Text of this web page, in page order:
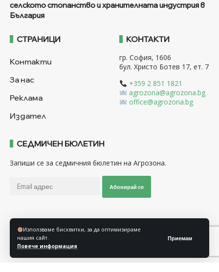
Използваме бисквитки, за да оптимизираме
нашия сайт.
Повече информация
Приемам
селското стопанство и хранителната индустрия в
България
СТРАНИЦИ
Контакти
За нас
Реклама
Издател
КОНТАКТИ
гр. София, 1606
бул. Христо Ботев 17, ет. 7
+359 2 851 1821
agrozona@agrozona.bg
office@agrozona.bg
СЕДМИЧЕН БЮЛЕТИН
Запиши се за седмичния бюлетин на Агрозона.
Абонирай се
Последвайте ни